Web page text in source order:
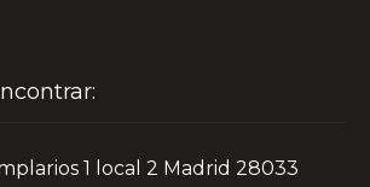
1 local 2 Madrid 28033